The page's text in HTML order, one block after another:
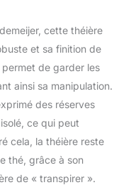
cette théière
et sa finition de
permet de garder les
ainsi sa manipulation.
des réserves
ce qui peut
cela, la théière reste
thé, grâce à son
de « transpirer ».